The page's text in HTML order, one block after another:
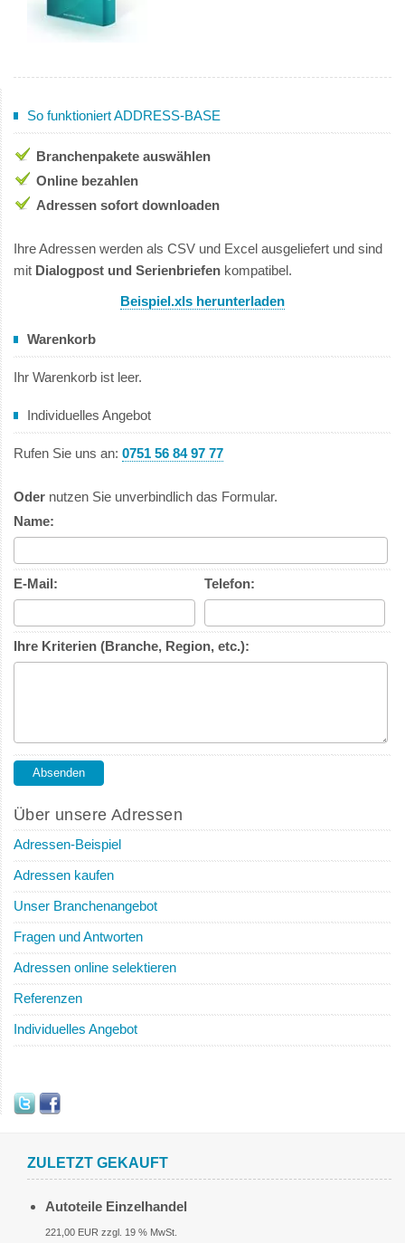
So funktioniert ADDRESS-BASE
Branchenpakete auswählen
Online bezahlen
Adressen sofort downloaden
Ihre Adressen werden als CSV und Excel ausgeliefert und sind
mit Dialogpost und Serienbriefen kompatibel.
Beispiel.xls herunterladen
Warenkorb
Ihr Warenkorb ist leer.
Individuelles Angebot
Rufen Sie uns an: 0751 56 84 97 77
Oder nutzen Sie unverbindlich das Formular.
Name:
E-Mail: Telefon:
Ihre Kriterien (Branche, Region, etc.):
Über unsere Adressen
Adressen-Beispiel
Adressen kaufen
Unser Branchenangebot
Fragen und Antworten
Adressen online selektieren
Referenzen
Individuelles Angebot
ZULETZT GEKAUFT
Autoteile Einzelhandel
221,00 EUR zzgl. 19 % MwSt.